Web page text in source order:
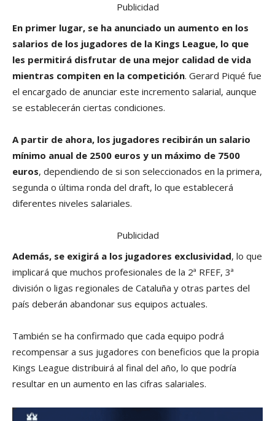
Publicidad
En primer lugar, se ha anunciado un aumento en los
salarios de los jugadores de la Kings League, lo que
les permitirá disfrutar de una mejor calidad de vida
mientras compiten en la competición. Gerard Piqué fue
el encargado de anunciar este incremento salarial, aunque
se establecerán ciertas condiciones.
A partir de ahora, los jugadores recibirán un salario
mínimo anual de 2500 euros y un máximo de 7500
euros, dependiendo de si son seleccionados en la primera,
segunda o última ronda del draft, lo que establecerá
diferentes niveles salariales.
Publicidad
Además, se exigirá a los jugadores exclusividad, lo que
implicará que muchos profesionales de la 2ª RFEF, 3ª
división o ligas regionales de Cataluña y otras partes del
país deberán abandonar sus equipos actuales.
También se ha confirmado que cada equipo podrá
recompensar a sus jugadores con beneficios que la propia
Kings League distribuirá al final del año, lo que podría
resultar en un aumento en las cifras salariales.